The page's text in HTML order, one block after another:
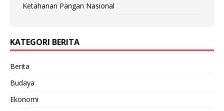
Ketahanan Pangan Nasional
KATEGORI BERITA
Berita
Budaya
Ekonomi